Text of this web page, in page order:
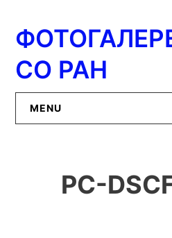
содержимому
СО РАН
MENU
ИЦиГ СО
PC-